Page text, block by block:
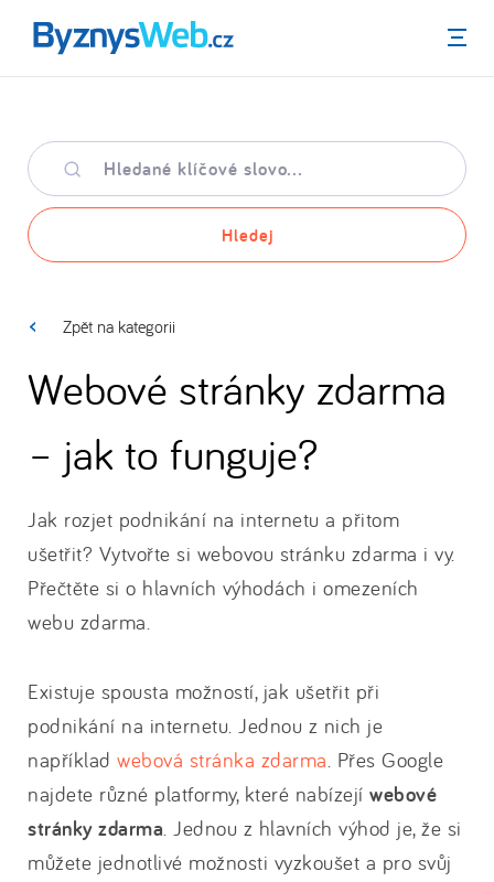
Menu
Hledané
klíčové
slovo
Hledej
Zpět na kategorii
Webové stránky zdarma
– jak to funguje?
Jak rozjet podnikání na internetu a přitom
ušetřit? Vytvořte si webovou stránku zdarma i vy.
Přečtěte si o hlavních výhodách i omezeních
webu zdarma.
Existuje spousta možností, jak ušetřit při
podnikání na internetu. Jednou z nich je
například webová stránka zdarma. Přes Google
najdete různé platformy, které nabízejí webové
stránky zdarma. Jednou z hlavních výhod je, že si
můžete jednotlivé možnosti vyzkoušet a pro svůj